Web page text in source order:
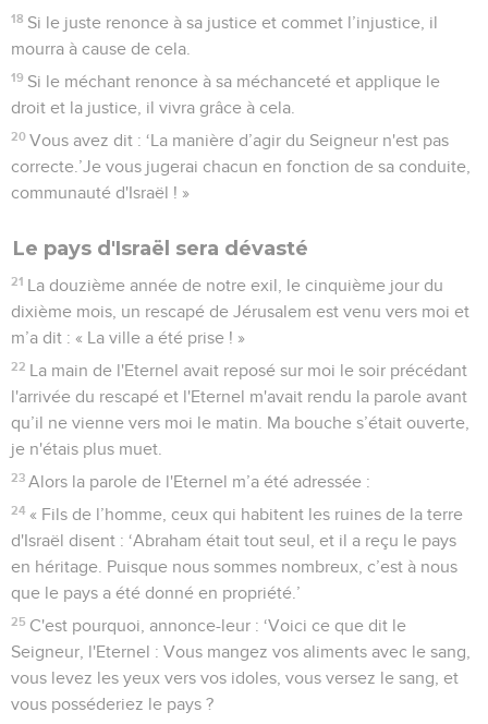
18 Si le juste renonce à sa justice et commet l’injustice, il
mourra à cause de cela.
19 Si le méchant renonce à sa méchanceté et applique le
droit et la justice, il vivra grâce à cela.
20 Vous avez dit : ‘La manière d’agir du Seigneur n'est pas
correcte.’Je vous jugerai chacun en fonction de sa conduite,
communauté d'Israël ! »
Le pays d'Israël sera dévasté
21 La douzième année de notre exil, le cinquième jour du
dixième mois, un rescapé de Jérusalem est venu vers moi et
m’a dit : « La ville a été prise ! »
22 La main de l'Eternel avait reposé sur moi le soir précédant
l'arrivée du rescapé et l'Eternel m'avait rendu la parole avant
qu’il ne vienne vers moi le matin. Ma bouche s’était ouverte,
je n'étais plus muet.
23 Alors la parole de l'Eternel m’a été adressée :
24 « Fils de l’homme, ceux qui habitent les ruines de la terre
d'Israël disent : ‘Abraham était tout seul, et il a reçu le pays
en héritage. Puisque nous sommes nombreux, c’est à nous
que le pays a été donné en propriété.’
25 C'est pourquoi, annonce-leur : ‘Voici ce que dit le
Seigneur, l'Eternel : Vous mangez vos aliments avec le sang,
vous levez les yeux vers vos idoles, vous versez le sang, et
vous posséderiez le pays ?